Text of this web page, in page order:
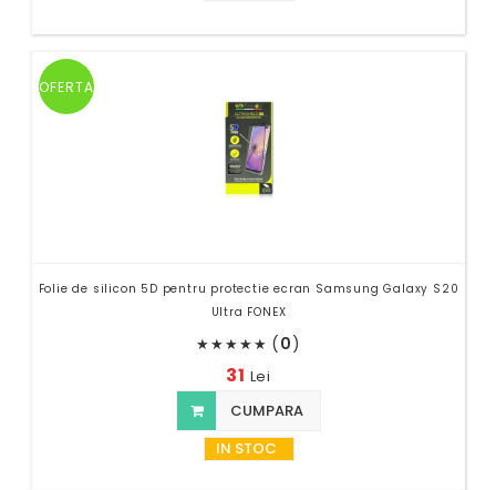
OFERTA
Folie de silicon 5D pentru protectie ecran Samsung Galaxy S20
Ultra FONEX
★★★★★ (0)
31 Lei
CUMPARA
IN STOC